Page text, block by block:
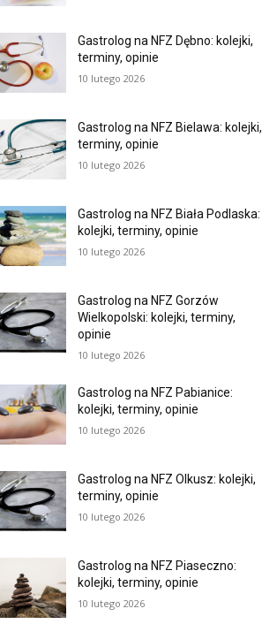
Gastrolog na NFZ Dębno: kolejki,
terminy, opinie
10 lutego 2026
Gastrolog na NFZ Bielawa: kolejki,
terminy, opinie
10 lutego 2026
Gastrolog na NFZ Biała Podlaska:
kolejki, terminy, opinie
10 lutego 2026
Gastrolog na NFZ Gorzów
Wielkopolski: kolejki, terminy,
opinie
10 lutego 2026
Gastrolog na NFZ Pabianice:
kolejki, terminy, opinie
10 lutego 2026
Gastrolog na NFZ Olkusz: kolejki,
terminy, opinie
10 lutego 2026
Gastrolog na NFZ Piaseczno:
kolejki, terminy, opinie
10 lutego 2026